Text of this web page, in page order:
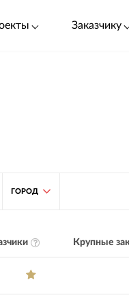
Заказчику
ГОРОД
Крупные